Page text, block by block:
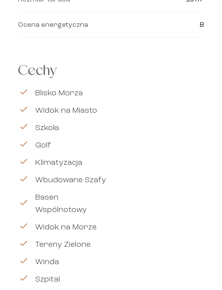
Ocena energetyczna B
Cechy
Blisko Morza
Widok na Miasto
Szkoła
Golf
Klimatyzacja
Wbudowane Szafy
Basen
Wspólnotowy
Widok na Morze
Tereny Zielone
Winda
Szpital